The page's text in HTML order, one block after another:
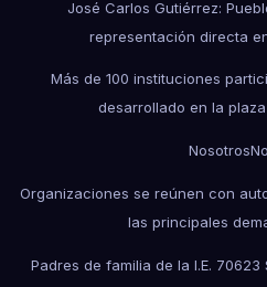
José Carlos Gutiérrez:
representación directa
Más de 100 instituciones
desarrollado en la
Nosotros
Organizaciones se reúnen con
las principales
Padres de familia de la I.E.